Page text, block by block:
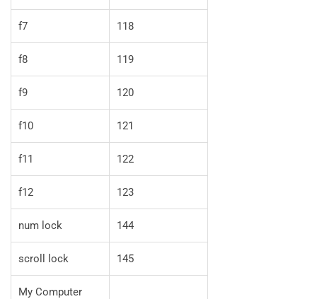
f7 118
f8 119
f9 120
f10 121
f11 122
f12 123
num lock 144
scroll lock 145
My Computer